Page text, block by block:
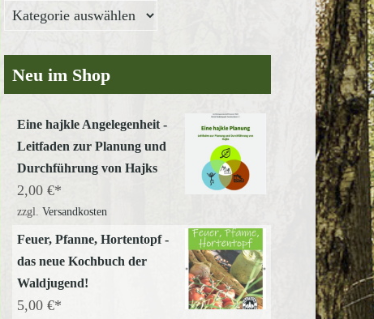
Neu im Shop
Eine hajkle Angelegenheit -
Leitfaden zur Planung und
Durchführung von Hajks
2,00 €
zzgl. Versandkosten
Feuer, Pfanne, Hortentopf -
das neue Kochbuch der
Waldjugend!
5,00 €